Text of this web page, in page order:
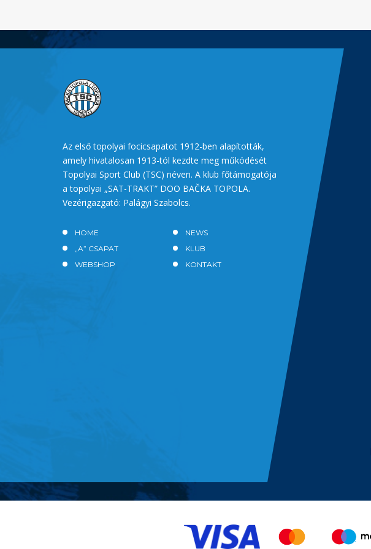
Az első topolyai focicsapatot 1912-ben alapították,
amely hivatalosan 1913-tól kezdte meg működését
Topolyai Sport Club (TSC) néven. A klub főtámogatója
a topolyai „SAT-TRAKT” DOO BAČKA TOPOLA.
Vezérigazgató: Palágyi Szabolcs.
HOME
NEWS
„A” CSAPAT
KLUB
WEBSHOP
KONTAKT